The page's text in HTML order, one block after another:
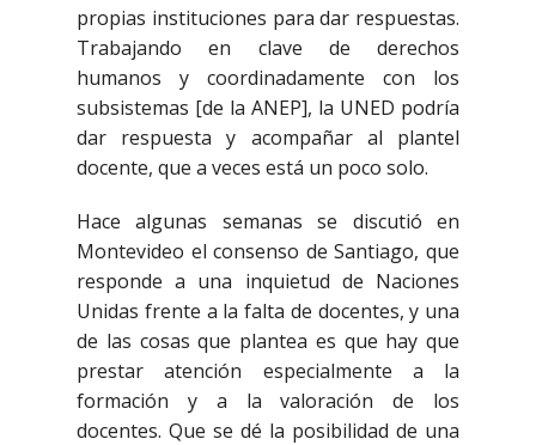
propias instituciones para dar respuestas.
Trabajando en clave de derechos
humanos y coordinadamente con los
subsistemas [de la ANEP], la UNED podría
dar respuesta y acompañar al plantel
docente, que a veces está un poco solo.
Hace algunas semanas se discutió en
Montevideo el consenso de Santiago, que
responde a una inquietud de Naciones
Unidas frente a la falta de docentes, y una
de las cosas que plantea es que hay que
prestar atención especialmente a la
formación y a la valoración de los
docentes. Que se dé la posibilidad de una